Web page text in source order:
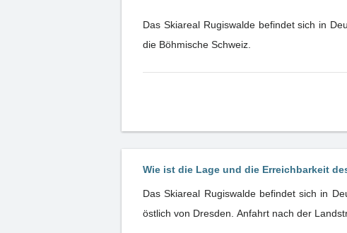
Das Skiareal Rugiswalde befindet sich in Deutschland, nicht weit von der
die Böhmische Schweiz.
Wie ist die Lage und die Erreichbarkeit
Das Skiareal Rugiswalde befindet sich in
östlich von Dresden. Anfahrt nach der